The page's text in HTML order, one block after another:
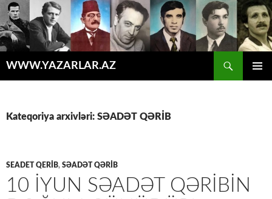
WWW.YAZARLAR.AZ
Kateqoriya arxivləri: SƏADƏT QƏRİB
SEADET QERIB, SƏADƏT QƏRİB
10 IYUN SƏADƏT QƏRIBIN